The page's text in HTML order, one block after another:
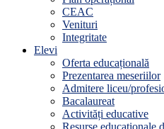
CEAC
Venituri
Integritate
Elevi
Oferta educațională
Prezentarea meseriilor
Admitere liceu/
Bacalaureat
Activități educative
Resurse educaționale